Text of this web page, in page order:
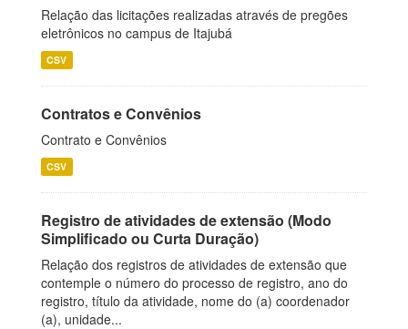
Relação das licitações realizadas através de pregões
eletrônicos no campus de Itajubá
CSV
Contratos e Convênios
Contrato e Convênios
CSV
Registro de atividades de extensão (Modo
Simplificado ou Curta Duração)
Relação dos registros de atividades de extensão que
contemple o número do processo de registro, ano do
registro, título da atividade, nome do (a) coordenador
(a), unidade...